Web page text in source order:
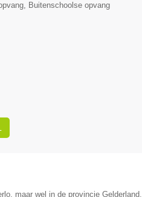
Buitenschoolse opvang
maar wel in de provincie Gelderland.